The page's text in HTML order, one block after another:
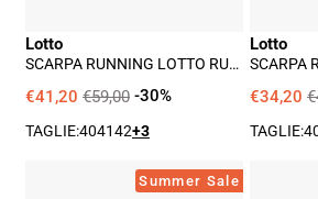
Nero
Lotto
SCARPA RUNNING LOTTO RUN
€41,20 €59,00 -30%
TAGLIE:404142+3
Lotto
SCARPA
€34,20
TAGLIE:
Scarpa
Summer Sale